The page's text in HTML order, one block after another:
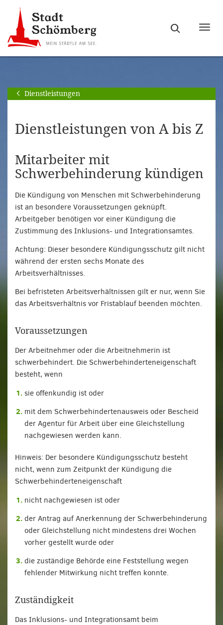
Hauptnavigation
springen
[Alt]+
Seiteninhalt
springen
[Alt]+
Dienstleistungen
Dienstleistungen von A bis Z
Mitarbeiter mit
Schwerbehinderung kündigen
Die Kündigung von Menschen mit Schwerbehinderung
ist an besondere Voraussetzungen geknüpft.
Arbeitgeber benötigen vor einer Kündigung die
Zustimmung des Inklusions- und Integrationsamtes.
Achtung: Dieser besondere Kündigungsschutz gilt nicht
während der ersten sechs Monate des
Arbeitsverhältnisses.
Bei befristeten Arbeitsverhältnissen gilt er nur, wenn Sie
das Arbeitsverhältnis vor Fristablauf beenden möchten.
Voraussetzungen
Der Arbeitnehmer oder die Arbeitnehmerin ist
schwerbehindert. Die Schwerbehinderteneigenschaft
besteht, wenn
sie offenkundig ist oder
mit dem Schwerbehindertenausweis oder Bescheid
der Agentur für Arbeit über eine Gleichstellung
nachgewiesen werden kann.
Hinweis: Der besondere Kündigungsschutz besteht
nicht, wenn zum Zeitpunkt der Kündigung die
Schwerbehinderteneigenschaft
nicht nachgewiesen ist oder
der Antrag auf Anerkennung der Schwerbehinderung
oder Gleichstellung nicht mindestens drei Wochen
vorher gestellt wurde oder
die zuständige Behörde eine Feststellung wegen
fehlender Mitwirkung nicht treffen konnte.
Zuständigkeit
Das Inklusions- und Integrationsamt beim